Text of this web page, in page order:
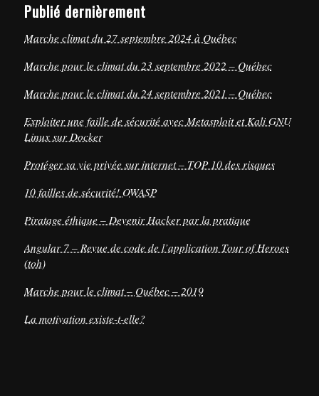
Publié dernièrement
Marche climat du 27 septembre 2024 à Québec
Marche pour le climat du 23 septembre 2022 – Québec
Marche pour le climat du 24 septembre 2021 – Québec
Exploiter une faille de sécurité avec Metasploit et Kali GNU
Linux sur Docker
Protéger sa vie privée sur internet – TOP 10 des risques
10 failles de sécurité! OWASP
Piratage éthique – Devenir Hacker par la pratique
Angular 7 – Revue de code de l’application Tour of Heroes
(toh)
Marche pour le climat – Québec – 2019
La motivation existe-t-elle?